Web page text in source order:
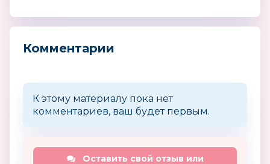
Комментарии
К этому материалу пока нет
комментариев, ваш будет первым.
Оставить свой отзыв или